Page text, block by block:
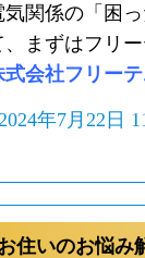
気関係の「困
、まずはフリ
式会社フリー
年7月22日
住いのお悩み